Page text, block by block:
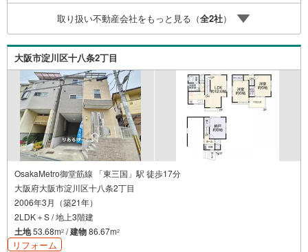
ご相談ください！営業スタッフがご自宅に伺って送迎致し
ます！【リフォーム相談】資格を持った専門スタッフがお
悩みに合わせてお話をうかがい、お客さまにぴったりの提
案を行います！■その他:物件相談、住宅ローン相談、ご質
問、気になること、何でもお気軽にご相談ください！
取り扱い不動産会社をもっと見る（全2社）
大阪市淀川区十八条2丁目
OsakaMetro御堂筋線 「東三国」駅 徒歩17分
大阪府大阪市淀川区十八条2丁目
2006年3月（築21年）
2LDK＋S / 地上3階建
土地53.68m2 /建物86.67m2
リフォーム